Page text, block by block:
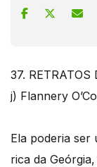
37. RETRATOS
j) Flannery
Ela poderia ser
rica da